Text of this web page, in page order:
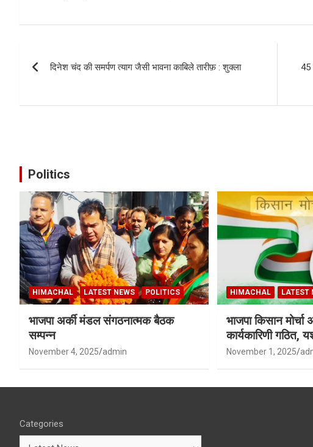
दिनेश चंद की समर्पण त्याग जैसी भावना काबिले तारीफ़ : शुक्ला
45
Politics
HIMACHAL LATEST NEWS POLITICS
भाजपा अर्की मंडल संगठनात्मक बैठक
सम्पन्न
November 4, 2025 admin
HIMACHAL LATEST
भाजपा किसान
कार्यकारिणी गठित,
शर्मा बने उपाध्यक्ष
November 1, 2025
Categories